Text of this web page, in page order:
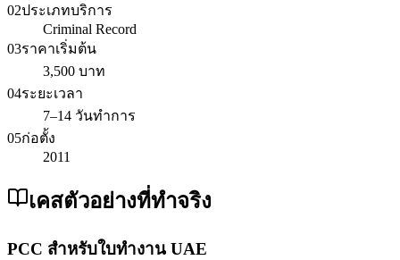
02ประเภทบริการ
Criminal Record
03ราคาเริ่มต้น
3,500 บาท
04ระยะเวลา
7–14 วันทำการ
05ก่อตั้ง
2011
เคสตัวอย่างที่ทำจริง
PCC สำหรับใบทำงาน UAE